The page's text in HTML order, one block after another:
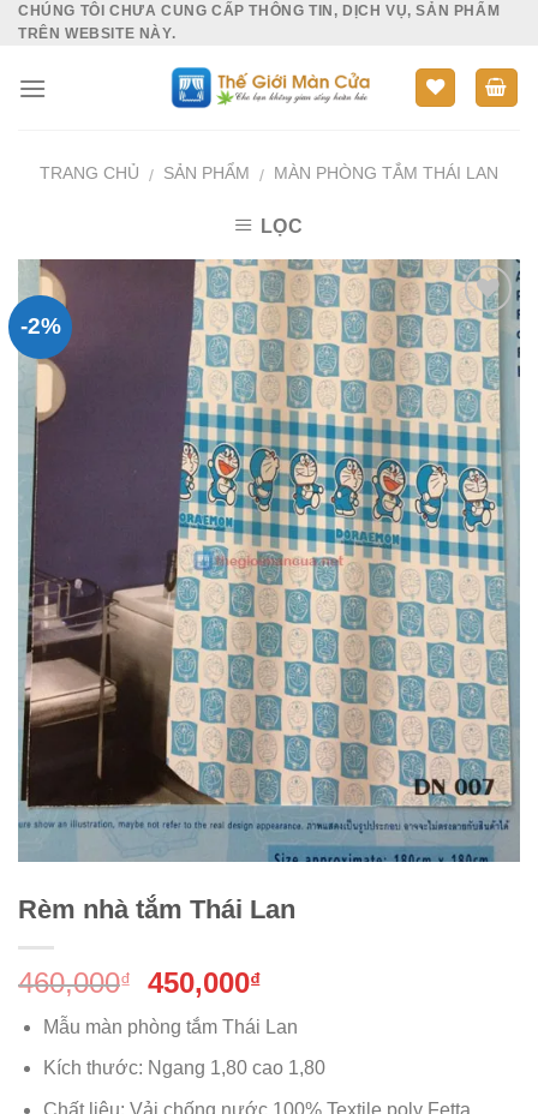
SkipCHÚNG TÔI CHƯA CUNG CẤP THÔNG TIN, DỊCH VỤ, SẢN PHẨM
TRÊN WEBSITE NÀY.
TRANG CHỦ / SẢN PHẨM / MÀN PHÒNG TẮM THÁI LAN
LỌC
-2%
Add to
Wishlist
Rèm nhà tắm Thái Lan
460,000₫
Giá
gốc
là:
460,000₫.
450,000₫Giá
tại
là:
450,000₫.
Mẫu màn phòng tắm Thái Lan
Kích thước: Ngang 1,80 cao 1,80
Chất liệu: Vải chống nước 100% Textile poly Fetta